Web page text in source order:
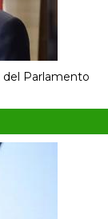
del Parlamento